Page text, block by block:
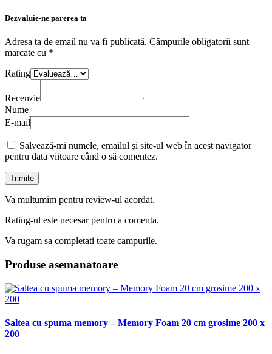
Dezvaluie-ne parerea ta
Adresa ta de email nu va fi publicată. Câmpurile obligatorii sunt
marcate cu *
Rating
Recenzie
Nume
E-mail
Salvează-mi numele, emailul și site-ul web în acest navigator
pentru data viitoare când o să comentez.
Va multumim pentru review-ul acordat.
Rating-ul este necesar pentru a comenta.
Va rugam sa completati toate campurile.
Produse asemanatoare
Saltea cu spuma memory – Memory Foam 20 cm grosime 200 x
200